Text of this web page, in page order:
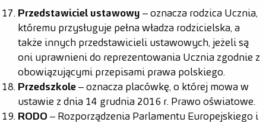
Przedstawiciel ustawowy – oznacza rodzica Ucznia,
któremu przysługuje pełna władza rodzicielska, a
także innych przedstawicieli ustawowych, jeżeli są
oni uprawnieni do reprezentowania Ucznia zgodnie z
obowiązującymi przepisami prawa polskiego.
Przedszkole – oznacza placówkę, o której mowa w
ustawie z dnia 14 grudnia 2016 r. Prawo oświatowe.
RODO – Rozporządzenia Parlamentu Europejskiego i